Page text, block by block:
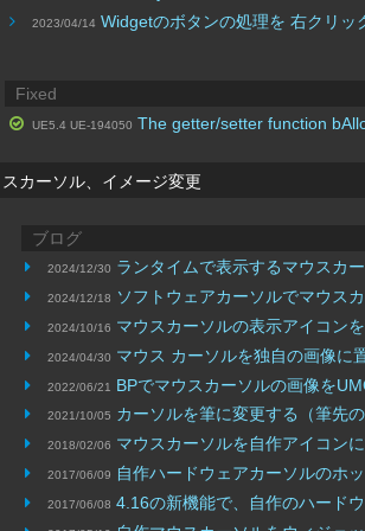
2023/04/14 Widgetのボタンの処理を 右クリッ
Fixed
UE5.4 UE-194050 The getter/setter function
カーソル、イメージ変更
ブログ
2024/12/30 ランタイムで表示するマウスカ
2024/12/18 ソフトウェアカーソルでマウス
2024/10/16 マウスカーソルの表示アイコン
2024/04/30 マウス カーソルを独自の画像に
2022/06/21 BPでマウスカーソルの画像を
2021/10/05 カーソルを筆に変更する（筆先の
2018/02/06 マウスカーソルを自作アイコン
2017/06/09 自作ハードウェアカーソルのホ
2017/06/08 4.16の新機能で、自作のハード